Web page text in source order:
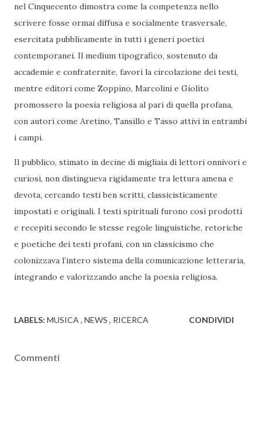
nel Cinquecento dimostra come la competenza nello
scrivere fosse ormai diffusa e socialmente trasversale,
esercitata pubblicamente in tutti i generi poetici
contemporanei. Il medium tipografico, sostenuto da
accademie e confraternite, favorì la circolazione dei testi,
mentre editori come Zoppino, Marcolini e Giolito
promossero la poesia religiosa al pari di quella profana,
con autori come Aretino, Tansillo e Tasso attivi in entrambi
i campi.
Il pubblico, stimato in decine di migliaia di lettori onnivori e
curiosi, non distingueva rigidamente tra lettura amena e
devota, cercando testi ben scritti, classicisticamente
impostati e originali. I testi spirituali furono così prodotti
e recepiti secondo le stesse regole linguistiche, retoriche
e poetiche dei testi profani, con un classicismo che
colonizzava l’intero sistema della comunicazione letteraria,
integrando e valorizzando anche la poesia religiosa.
LABELS: MUSICA NEWS RICERCA CONDIVIDI
Commenti